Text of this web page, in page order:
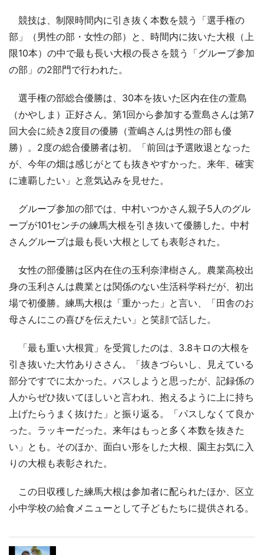
競技は、制限時間内に引き抜く本数を競う「選手権の
部」（男性の部・女性の部）と、時間内に抜いた大根（上
限10本）の中で最も長い大根の長さを競う「グループ参加
の部」の2部門で行われた。
選手権の部総合優勝は、30本を抜いた区内在住の萱島
（かやしま）正好さん。第1回から参加する萱島さんは第7
回大会に続き2度目の優勝（萱嶋さんは男性の部も優
勝）。2度の総合優勝者は初。「前回は予選敗退となった
が、今年の畑は感じがとても抜きやすかった。来年、確実
に連覇したい」と意気込みを見せた。
グループ参加の部では、中村いつかさん親子5人のグル
ープが101センチの練馬大根を引き抜いて優勝した。中村
さんグループは最も長い大根としても表彰された。
女性の部優勝は区内在住の玉利奈津樹さん。農業高校出
身の玉利さんは農業とは関係のない生活科学科だが、初出
場で初優勝。練馬大根は「重かった」と言い、「田舎のお
母さんにこの喜びを伝えたい」と笑顔で話した。
「最も重い大根賞」を受賞したのは、3.8キロの大根を
引き抜いた大竹ありささん。「抜きづらいし、見えている
部分ですでに太かった。パスしようと思ったが、記録係の
人からぜひ抜いてほしいと言われ、抱えるように上に持ち
上げたらうまく抜けた」と振り返る。「パスしなくて良か
った。ラッキーだった。来年はもっと多く本数を抜きた
い」とも。そのほか、面白い形をした大根、園主お気に入
りの大根も表彰された。
この日収穫した練馬大根は参加者に配られたほか、区立
小中学校の給食メニューとして子どもたちに提供される。